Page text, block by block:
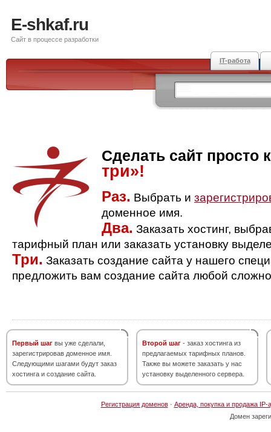
E-shkaf.ru
Сайт в процессе разработки
IT-работа
Сделать сайт просто
три»!
Раз. Выбрать и
доменное имя.
Два. Заказать хостинг,
тарифный план или заказать установку
Три. Заказать создание сайта у нашего
предложить вам создание сайта любой
Первый шаг вы уже сделали,
зарегистрировав доменное имя.
Следующими шагами будут заказ
хостинга и создание сайта.
Второй шаг - заказ хостинга из
предлагаемых тарифных планов.
Также вы можете заказать у нас
установку выделенного сервера.
Регистрация доменов· Аренда, покупка и продажа IP-
Домен